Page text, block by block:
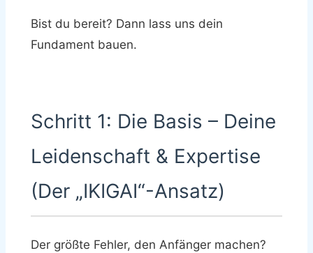
Bist du bereit? Dann lass uns dein
Fundament bauen.
Schritt 1: Die Basis – Deine
Leidenschaft & Expertise
(Der „IKIGAI“-Ansatz)
Der größte Fehler, den Anfänger machen?